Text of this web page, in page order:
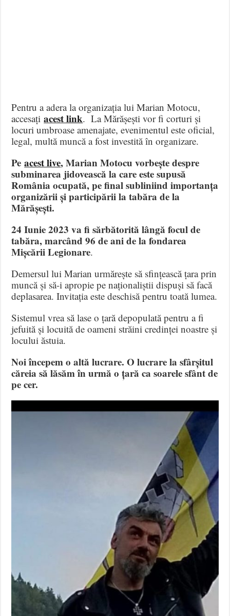
Pentru a adera la organizația lui Marian Motocu,
accesațiacest link. La Mărășești vor fi corturi și
locuri umbroase amenajate, evenimentul este oficial,
legal, multă muncă a fost investită în organizare.
Peacest live, Marian Motocu vorbește despre
subminarea jidovească la care este supusă
România ocupată, pe final subliniind importanța
organizării și participării la tabăra de la
Mărășești.
24 Iunie 2023 va fi sărbătorită lângă focul de
tabăra, marcând 96 de ani de la fondarea
Mișcării Legionare.
Demersul lui Marian urmărește să sfințească țara prin
muncă și să-i apropie pe naționaliștii dispuși să facă
deplasarea. Invitația este deschisă pentru toată lumea.
Sistemul vrea să lase o țară depopulată pentru a fi
jefuită și locuită de oameni străini credinței noastre și
locului ăstuia.
Noi începem o altă lucrare. O lucrare la sfârșitul
căreia să lăsăm în urmă o țară ca soarele sfânt de
pe cer.